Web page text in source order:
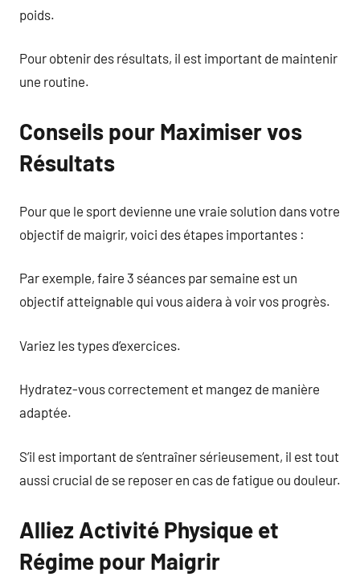
poids.
Pour obtenir des résultats, il est important de maintenir
une routine.
Conseils pour Maximiser vos
Résultats
Pour que le sport devienne une vraie solution dans votre
objectif de maigrir, voici des étapes importantes :
Par exemple, faire 3 séances par semaine est un
objectif atteignable qui vous aidera à voir vos progrès.
Variez les types d’exercices.
Hydratez-vous correctement et mangez de manière
adaptée.
S’il est important de s’entraîner sérieusement, il est tout
aussi crucial de se reposer en cas de fatigue ou douleur.
Alliez Activité Physique et
Régime pour Maigrir